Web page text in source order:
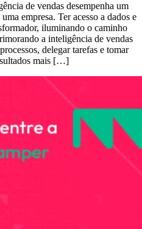
de vendas desempenha um
empresa. Ter acesso a dados e
iluminando o caminho
a inteligência de vendas
delegar tarefas e tomar
mais […]